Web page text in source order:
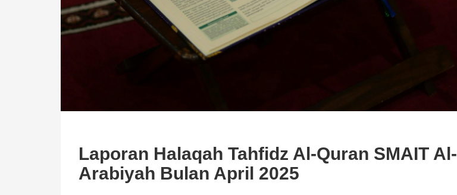
Laporan Halaqah Tahfidz Al-Quran SMAIT Al-
Arabiyah Bulan April 2025